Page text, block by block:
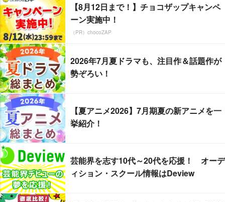
【8月12日まで！】チョコザップキャンペ
ーン実施中！
（PR）chocoZAP
2026年7月夏ドラマも、注目作＆話題作が
勢ぞろい！
【夏アニメ2026】7月期夏の新アニメを一
挙紹介！
芸能界を志す10代～20代を応援！ オーデ
ィション・スクール情報はDeview